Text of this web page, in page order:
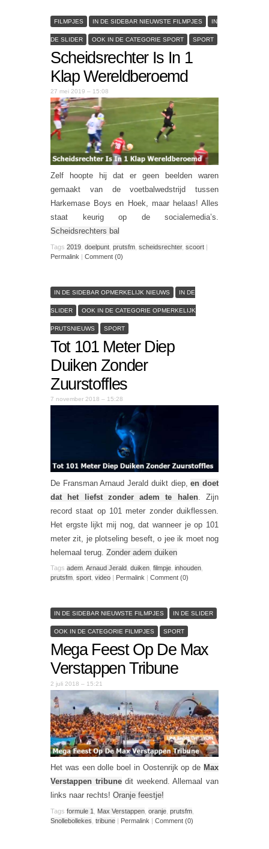
FILMPJES IN DE SIDEBAR NIEUWSTE FILMPJES IN
DE SLIDER OOK IN DE CATEGORIE SPORT SPORT
Scheidsrechter Is In 1
Klap Wereldberoemd
27 mei 2019 – 15:08
Zelf hoopte hij dat er geen beelden waren
gemaakt van de voetbalwedstrijd tussen
Harkemase Boys en Hoek, maar helaas! Alles
staat keurig op de socialemedia’s.
Scheidsrechters bal
Tags 2019 doelpunt prutsfm scheidsrechter, scoort |
Permalink | Comment (0)
IN DE SIDEBAR OPMERKELIJK NIEUWS IN DE
SLIDER OOK IN DE CATEGORIE OPMERKELIJK
PRUTSNIEUWS SPORT
Tot 101 Meter Diep
Duiken Zonder
Zuurstoffles
7 november 2018 – 15:28
De Fransman Arnaud Jerald duikt diep,en doet
dat het liefst zonder adem te halen. Zijn
record staat op 101 meter zonder duikflessen.
Het ergste lijkt mij nog, dat wanneer je op 101
meter zit, je plotseling beseft, o jee ik moet nog
helemaal terug. Zonder adem duiken
Tags adem Arnaud Jerald duiken filmpje inhouden
prutsfm sport video | Permalink | Comment (0)
IN DE SIDEBAR NIEUWSTE FILMPJES IN DE SLIDER
OOK IN DE CATEGORIE FILMPJES SPORT
Mega Feest Op De Max
Verstappen Tribune
2 juli 2018 – 15:21
Het was een dolle boel in Oostenrijk op de Max
Verstappen tribunedit weekend. Allemaal van
links naar rechts! Oranje feestje!
Tags formule 1 Max Verstappen oranje prutsfm
Snollebollekes tribune | Permalink | Comment (0)